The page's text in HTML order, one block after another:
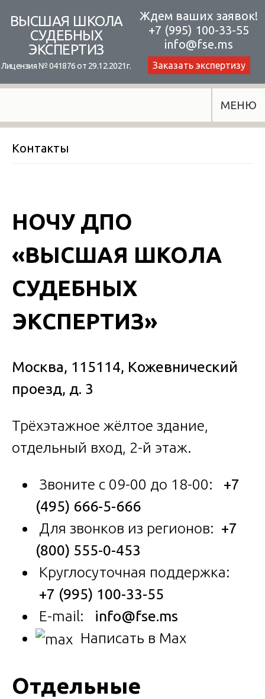
content
ВЫСШАЯ ШКОЛА
СУДЕБНЫХ
ЭКСПЕРТИЗ
Лицензия № 041876 от 29.12.2021г.
Ждем ваших заявок!
+7 (995) 100-33-55
info@fse.ms
Заказать экспертизу
МЕНЮ
Контакты
НОЧУ ДПО
«ВЫСШАЯ ШКОЛА
СУДЕБНЫХ
ЭКСПЕРТИЗ»
Москва, 115114, Кожевнический
проезд, д. 3
Трёхэтажное жёлтое здание,
отдельный вход, 2-й этаж.
Звоните с 09-00 до 18-00: +7
(495) 666-5-666
Для звонков из регионов: +7
(800) 555-0-453
Круглосуточная поддержка:
+7 (995) 100-33-55
E-mail: info@fse.ms
Написать в Max
Отдельные